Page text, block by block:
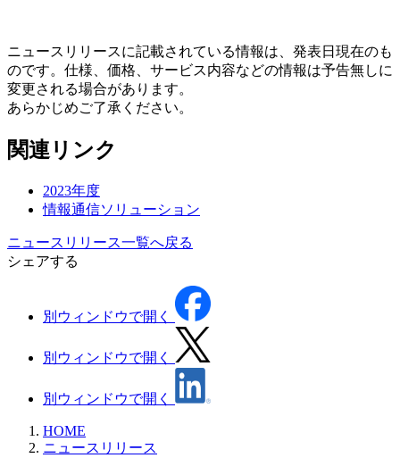
ニュースリリースに記載されている情報は、発表日現在のも
のです。仕様、価格、サービス内容などの情報は予告無しに
変更される場合があります。
あらかじめご了承ください。
関連リンク
2023年度
情報通信ソリューション
ニュースリリース一覧へ戻る
シェアする
別ウィンドウで開く
別ウィンドウで開く
別ウィンドウで開く
HOME
ニュースリリース